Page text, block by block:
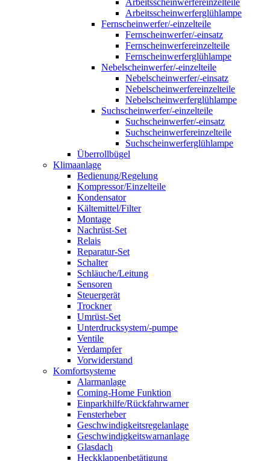
Arbeitsscheinwerfereinzelteile
Arbeitsscheinwerferglühlampe
Fernscheinwerfer/-einzelteile
Fernscheinwerfer/-einsatz
Fernscheinwerfereinzelteile
Fernscheinwerferglühlampe
Nebelscheinwerfer/-einzelteile
Nebelscheinwerfer/-einsatz
Nebelscheinwerfereinzelteile
Nebelscheinwerferglühlampe
Suchscheinwerfer/-einzelteile
Suchscheinwerfer/-einsatz
Suchscheinwerfereinzelteile
Suchscheinwerferglühlampe
Überrollbügel
Klimaanlage
Bedienung/Regelung
Kompressor/Einzelteile
Kondensator
Kältemittel/Filter
Montage
Nachrüst-Set
Relais
Reparatur-Set
Schalter
Schläuche/Leitung
Sensoren
Steuergerät
Trockner
Umrüst-Set
Unterdrucksystem/-pumpe
Ventile
Verdampfer
Vorwiderstand
Komfortsysteme
Alarmanlage
Coming-Home Funktion
Einparkhilfe/Rückfahrwarner
Fensterheber
Geschwindigkeitsregelanlage
Geschwindigkeitswarnanlage
Glasdach
Heckklappenbetätigung